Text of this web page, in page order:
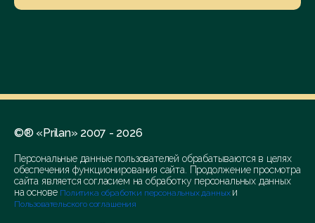
©® «Prilan» 2007 - 2026
Персональные данные пользователей обрабатываются в целях
обеспечения функционирования сайта. Продолжение просмотра
сайта является согласием на обработку персональных данных
на основе Политика обработки персональных данных и
Пользовательского соглашения